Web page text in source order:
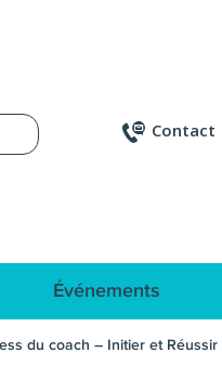
Contact
Événements
du coach – Initier et